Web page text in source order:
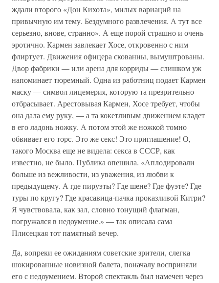
ждали второго «Дон Кихота», милых вариаций на
привычную им тему. Бездумного развлечения. А тут все
серьезно, внове, странно». А еще порой страшно и очень
эротично. Кармен завлекает Хосе, откровенно с ним
флиртует. Движения офицера скованны, вымуштрованы.
Двор фабрики — или арена для корриды — слишком уж
напоминает тюремный. Одна из работниц подает Кармен
маску — символ лицемерия, которую та презрительно
отбрасывает. Арестовывая Кармен, Хосе требует, чтобы
она дала ему руку, — а та кокетливым движением кладет
в его ладонь ножку. А потом этой же ножкой томно
обвивает его торс. Это же секс! Это приглашение! О,
такого Москва еще не видела: секса в СССР, как
известно, не было. Публика опешила. «Аплодировали
больше из вежливости, из уважения, из любви к
предыдущему. А где пируэты? Где шене? Где фуэте? Где
туры по кругу? Где красавица-пачка проказливой Китри?
Я чувствовала, как зал, словно тонущий флагман,
погружался в недоумение.» — так описала сама
Плисецкая тот памятный вечер.
Да, вопреки ее ожиданиям советские зрители, слегка
шокированные новизной балета, поначалу восприняли
его с недоумением. Второй спектакль был намечен через